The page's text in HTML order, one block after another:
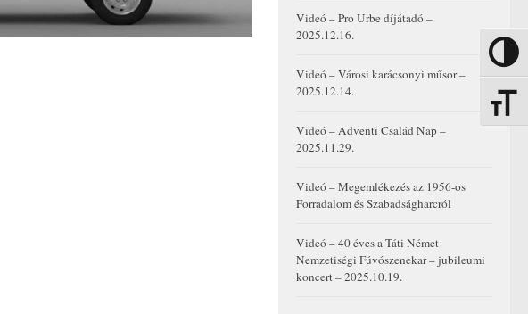
Nagy
Videó – Pro Urbe díjátadó –
2025.12.16.
Videó – Városi karácsonyi műsor –
2025.12.14.
Videó – Adventi Család Nap –
2025.11.29.
Videó – Megemlékezés az 1956-os
Forradalom és Szabadságharcról
Videó – 40 éves a Táti Német
Nemzetiségi Fúvószenekar – jubileumi
koncert – 2025.10.19.